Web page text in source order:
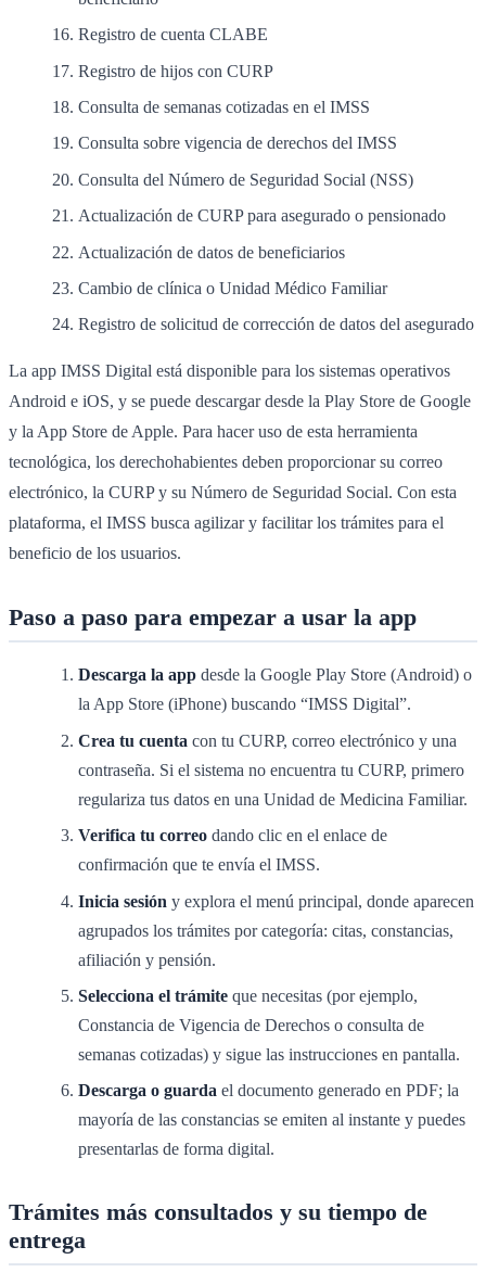
Registro de cuenta CLABE
Registro de hijos con CURP
Consulta de semanas cotizadas en el IMSS
Consulta sobre vigencia de derechos del IMSS
Consulta del Número de Seguridad Social (NSS)
Actualización de CURP para asegurado o pensionado
Actualización de datos de beneficiarios
Cambio de clínica o Unidad Médico Familiar
Registro de solicitud de corrección de datos del asegurado
La app IMSS Digital está disponible para los sistemas operativos
Android e iOS, y se puede descargar desde la Play Store de Google
y la App Store de Apple. Para hacer uso de esta herramienta
tecnológica, los derechohabientes deben proporcionar su correo
electrónico, la CURP y su Número de Seguridad Social. Con esta
plataforma, el IMSS busca agilizar y facilitar los trámites para el
beneficio de los usuarios.
Paso a paso para empezar a usar la app
Descarga la app desde la Google Play Store (Android) o
la App Store (iPhone) buscando “IMSS Digital”.
Crea tu cuenta con tu CURP, correo electrónico y una
contraseña. Si el sistema no encuentra tu CURP, primero
regulariza tus datos en una Unidad de Medicina Familiar.
Verifica tu correo dando clic en el enlace de
confirmación que te envía el IMSS.
Inicia sesión y explora el menú principal, donde aparecen
agrupados los trámites por categoría: citas, constancias,
afiliación y pensión.
Selecciona el trámite que necesitas (por ejemplo,
Constancia de Vigencia de Derechos o consulta de
semanas cotizadas) y sigue las instrucciones en pantalla.
Descarga o guarda el documento generado en PDF; la
mayoría de las constancias se emiten al instante y puedes
presentarlas de forma digital.
Trámites más consultados y su tiempo de
entrega